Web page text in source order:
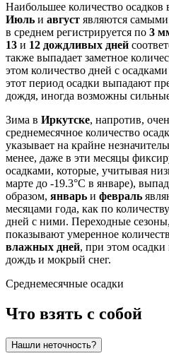
Наибольшее количество
Июль и август являются
в среднем регистрируется по 3
13 и 12 дождливых дней
также выпадает заметное
этом количество дней с осадками
этот период осадки выпадают
дождя, иногда возможны
Зима в Иркутске, напротив,
среднемесячное количество
указывает на крайне
менее, даже в эти месяцы
осадками, которые, учитывая
марте до -19.3°C в январе),
образом, январь и февраль
месяцами года, как по
дней с ними. Переходные
показывают умеренное
влажных дней, при этом
дождь и мокрый снег.
Среднемесячные осадки
Что взять с собой
Нашли неточность?